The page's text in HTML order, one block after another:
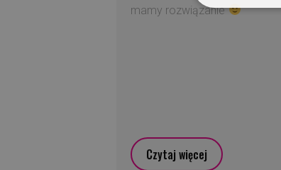
mamy rozwiązanie
Czytaj więcej